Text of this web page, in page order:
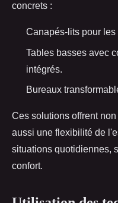
concrets :
Canapés-lits pour
Tables basses avec
intégrés.
Bureaux
Ces solutions offrent
aussi une flexibilité de
situations quotidiennes,
confort.